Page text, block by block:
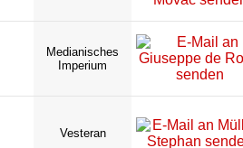
Medianisches
Imperium
Vesteran